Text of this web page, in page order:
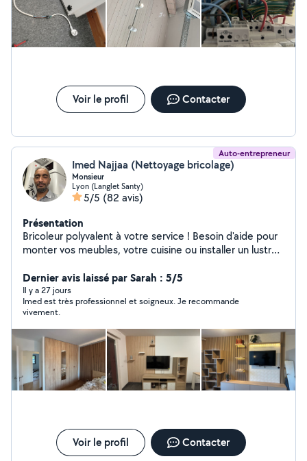
Voir le profil Contacter
Auto-entrepreneur
Imed Najjaa (Nettoyage bricolage)
Monsieur
Lyon (Langlet Santy)
5/5 (82 avis)
Présentation
Bricoleur polyvalent à votre service ! Besoin d'aide pour
monter vos meubles, votre cuisine ou installer un lustre?
marques (IKEA, Conforama, Leroy Merlin) Montage et
installation de cuisines Installation de luminaires et
petits travaux de bricolage Soigneux, ponctuel et
expérimenté, je m'assure que tout soit fait
correctement et rapidement. Contactez-moi pour un
devis ou pour planifier votre projet !
Dernier avis laissé par Sarah : 5/5
Il y a 27 jours
Imed est très professionnel et soigneux. Je recommande
vivement.
Voir le profil Contacter